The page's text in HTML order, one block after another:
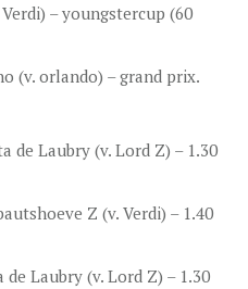
– youngstercup (60
(v. orlando) – grand prix.
de Laubry (v. Lord Z) – 1.30
Z (v. Verdi) – 1.40
Laubry (v. Lord Z) – 1.30